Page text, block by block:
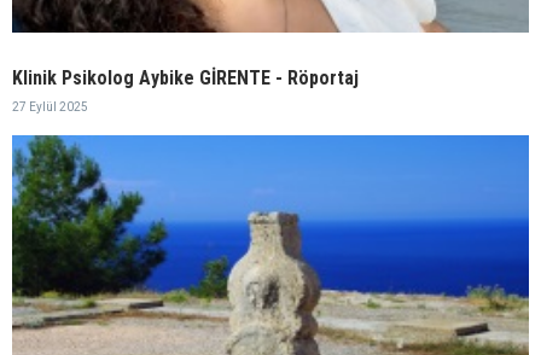
Klinik Psikolog Aybike GİRENTE - Röportaj
27 Eylül 2025